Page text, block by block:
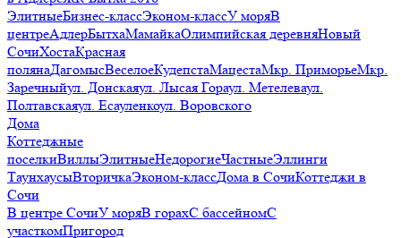
ЭлитныеБизнес-классЭконом-классУ моряВ
центреАдлерБытхаМамайкаОлимпийская деревняНовый
СочиХостаКрасная
полянаДагомысВеселоеКудепстаМацестаМкр. ПриморьеМкр.
Заречныйул. Донскаяул. Лысая Гораул. Метелеваул.
Полтавскаяул. Есауленкоул. Воровского
Дома
Коттеджные
поселкиВиллыЭлитныеНедорогиеЧастныеЭллинги
ТаунхаусыВторичкаЭконом-классДома в СочиКоттеджи в
Сочи
В центре СочиУ моряВ горахС бассейномС
участкомПригород